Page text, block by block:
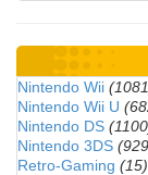
Nintendo Wii
Nintendo Wii U
Nintendo DS
Nintendo 3DS
Retro-Gaming (15)